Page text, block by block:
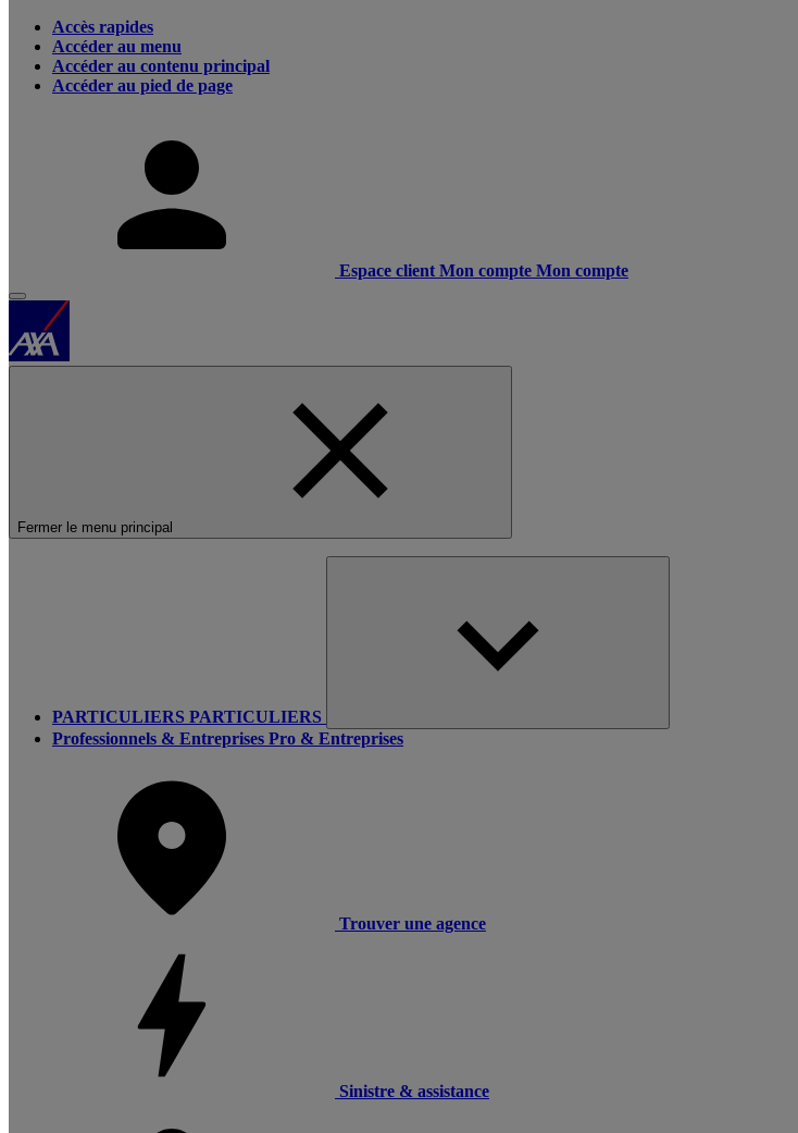
Accès rapides
Accéder au menu
Accéder au contenu principal
Accéder au pied de page
Espace client Mon compte Mon compte
Fermer le menu principal
PARTICULIERS PARTICULIERS
Professionnels & Entreprises Pro & Entreprises
Trouver une agence
Sinistre & assistance